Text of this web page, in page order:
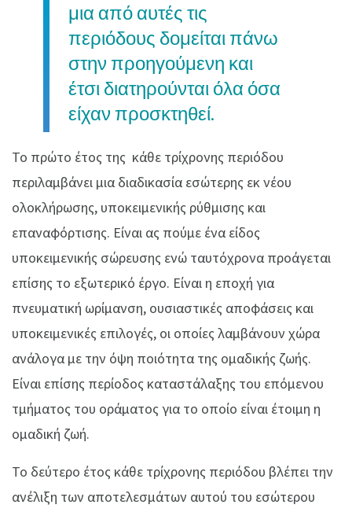
μια από αυτές τις
περιόδους δομείται πάνω
στην προηγούμενη και
έτσι διατηρούνται όλα όσα
είχαν προσκτηθεί.
Το πρώτο έτος της κάθε τρίχρονης περιόδου
περιλαμβάνει μια διαδικασία εσώτερης εκ νέου
ολοκλήρωσης, υποκειμενικής ρύθμισης και
επαναφόρτισης. Είναι ας πούμε ένα είδος
υποκειμενικής σώρευσης ενώ ταυτόχρονα προάγεται
επίσης το εξωτερικό έργο. Είναι η εποχή για
πνευματική ωρίμανση, ουσιαστικές αποφάσεις και
υποκειμενικές επιλογές, οι οποίες λαμβάνουν χώρα
ανάλογα με την όψη ποιότητα της ομαδικής ζωής.
Είναι επίσης περίοδος καταστάλαξης του επόμενου
τμήματος του οράματος για το οποίο είναι έτοιμη η
ομαδική ζωή.
Το δεύτερο έτος κάθε τρίχρονης περιόδου βλέπει την
ανέλιξη των αποτελεσμάτων αυτού του εσώτερου